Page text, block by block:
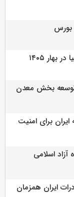
۱۴۰۵
توسعه بخش معدن
برای امنیت
اسلامی
ایران همزمان